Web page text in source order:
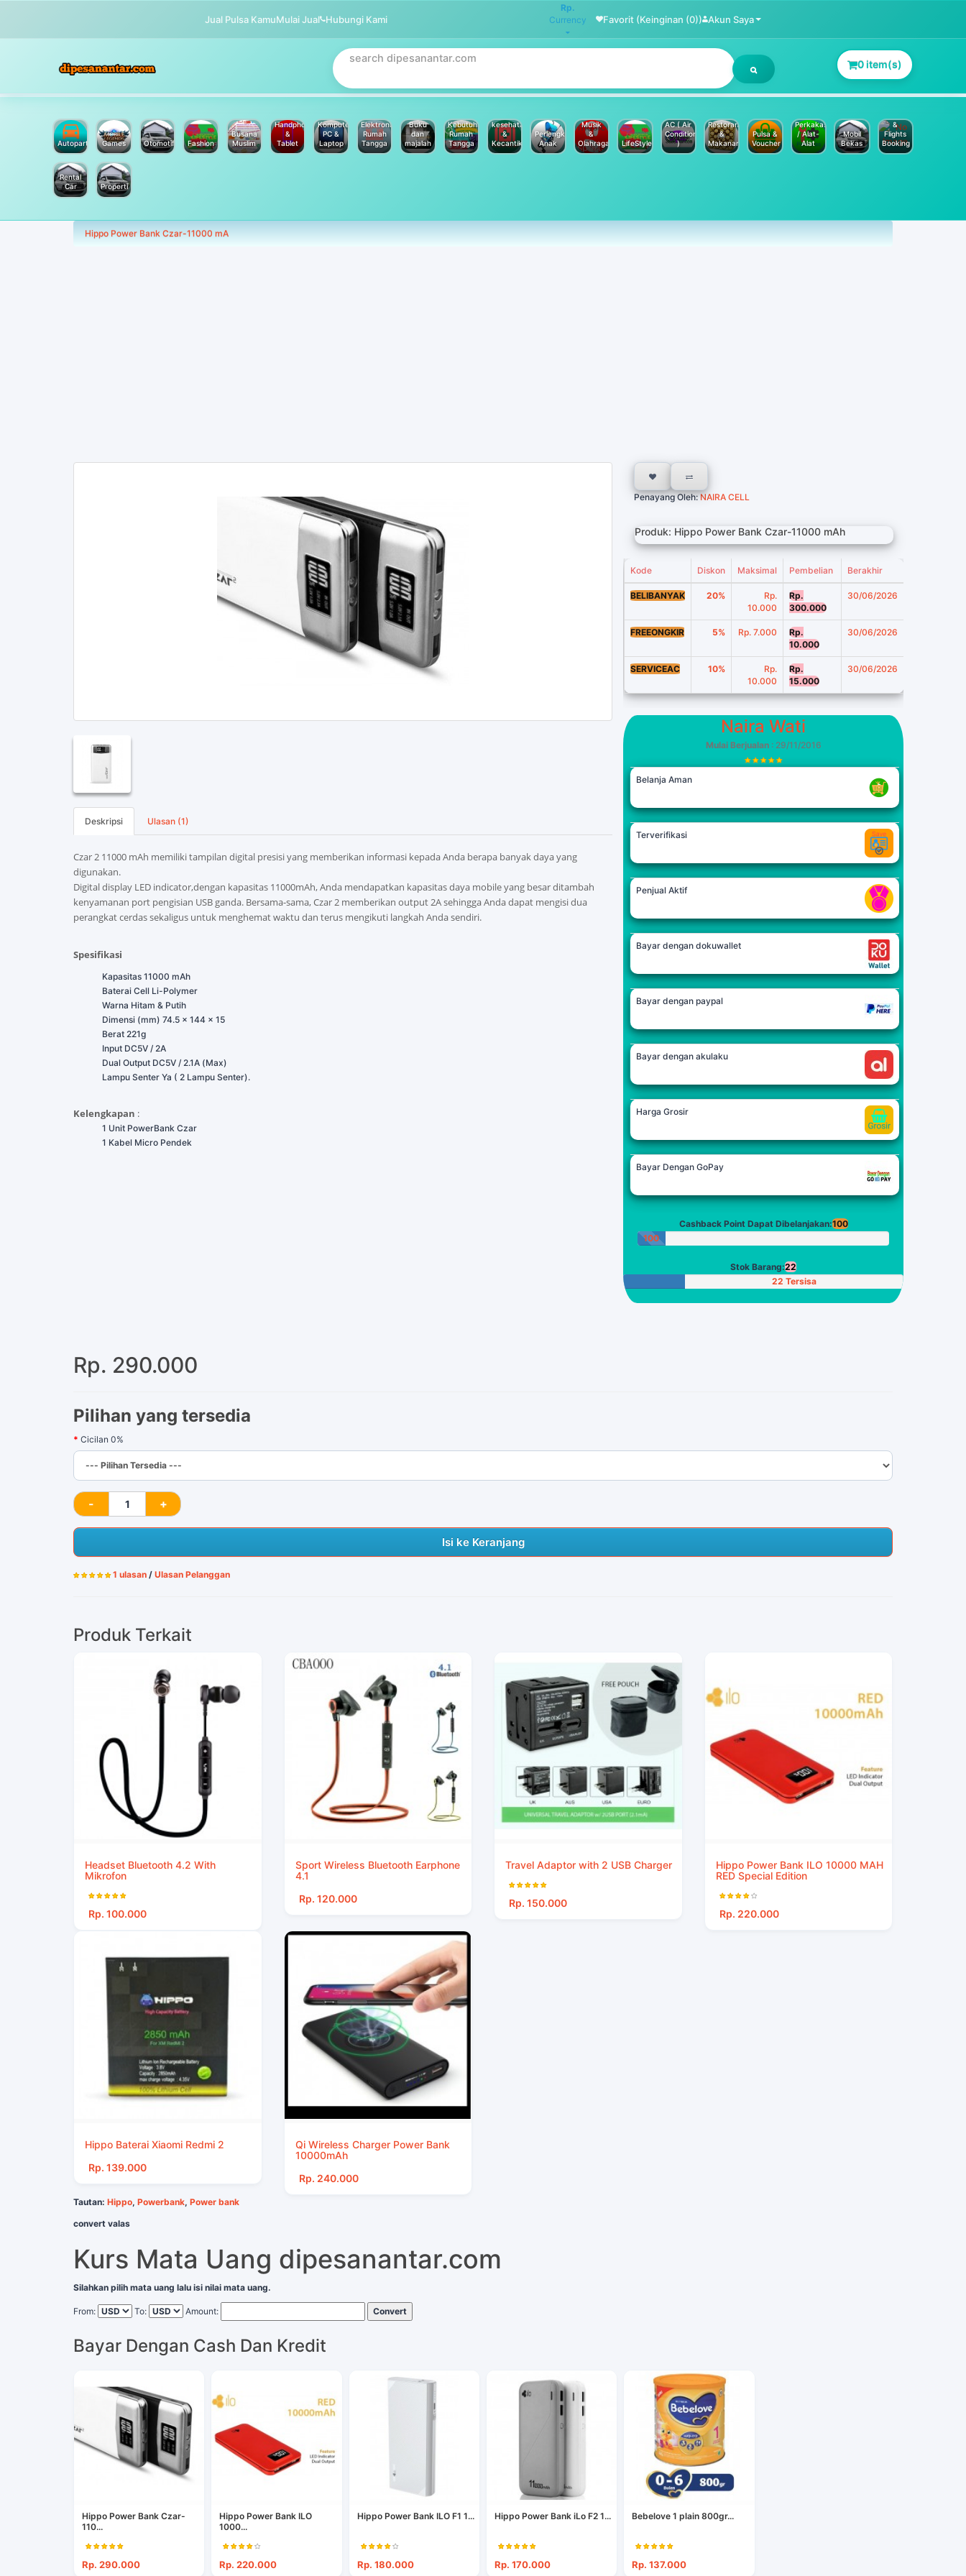
Jual Pulsa KamuMulai Jual Hubungi Kami
Rp.
Currency
Favorit (Keinginan (0)) Akun Saya
0 item(s)
Autoparts Games Otomotif Fashion
Busana
Muslim
Handphone
&
Tablet
Komputer
PC &
Laptop
Elektronik
Rumah
Tangga
Buku
dan
majalah
Kebutuhan
Rumah
Tangga
kesehatan
&
Kecantikan
Perlengkapan
Anak
Musik
&
Olahraga
LifeStyle
AC ( Air
Conditioner
)
Restoran
&
Makanan
Pulsa &
Voucher
Perkakas
/ Alat-
Alat
Mobil
Bekas
&
Flights
Booking
Rental
Car
Properti
Hippo Power Bank Czar-11000 mA
Deskripsi Ulasan (1)
Czar 2 11000 mAh memiliki tampilan digital presisi yang memberikan informasi kepada Anda berapa banyak daya yang
digunakan.
Digital display LED indicator,dengan kapasitas 11000mAh, Anda mendapatkan kapasitas daya mobile yang besar ditambah
kenyamanan port pengisian USB ganda. Bersama-sama, Czar 2 memberikan output 2A sehingga Anda dapat mengisi dua
perangkat cerdas sekaligus untuk menghemat waktu dan terus mengikuti langkah Anda sendiri.
Spesifikasi
Kapasitas 11000 mAh
Baterai Cell Li-Polymer
Warna Hitam & Putih
Dimensi (mm) 74.5 x 144 x 15
Berat 221g
Input DC5V / 2A
Dual Output DC5V / 2.1A (Max)
Lampu Senter Ya ( 2 Lampu Senter).
Kelengkapan :
1 Unit PowerBank Czar
1 Kabel Micro Pendek
Penayang Oleh:NAIRA CELL
Produk: Hippo Power Bank Czar-11000 mAh
Kode Diskon Maksimal Pembelian Berakhir
BELIBANYAK 20%
Rp.
10.000
Rp.
300.000
30/06/2026
FREEONGKIR 5% Rp. 7.000
Rp.
10.000
30/06/2026
SERVICEAC 10%
Rp.
10.000
Rp.
15.000
30/06/2026
Naira Wati
Mulai Berjualan: 29/11/2016
Belanja Aman
Terverifikasi
Penjual Aktif
Bayar dengan dokuwallet
Bayar dengan paypal
Bayar dengan akulaku
Harga Grosir
Bayar Dengan GoPay
Cashback Point Dapat Dibelanjakan:100
100
Stok Barang:22
22 Tersisa
Rp. 290.000
Pilihan yang tersedia
Cicilan 0%
Isi ke Keranjang
1 ulasan / Ulasan Pelanggan
Produk Terkait
Headset Bluetooth 4.2 With
Mikrofon
Rp. 100.000
Sport Wireless Bluetooth Earphone
4.1
Rp. 120.000
Travel Adaptor with 2 USB Charger
Rp. 150.000
Hippo Power Bank ILO 10000 MAH
RED Special Edition
Rp. 220.000
Hippo Baterai Xiaomi Redmi 2
Rp. 139.000
Qi Wireless Charger Power Bank
10000mAh
Rp. 240.000
Tautan: Hippo, Powerbank, Power bank
convert valas
Kurs Mata Uang dipesanantar.com
Silahkan pilih mata uang lalu isi nilai mata uang.
From: To: Amount: Convert
Bayar Dengan Cash Dan Kredit
Hippo Power Bank Czar-
110...
Rp. 290.000
Hippo Power Bank ILO
1000...
Rp. 220.000
Hippo Power Bank ILO F1 1...
Rp. 180.000
Hippo Power Bank iLo F2 1...
Rp. 170.000
Bebelove 1 plain 800gr...
Rp. 137.000